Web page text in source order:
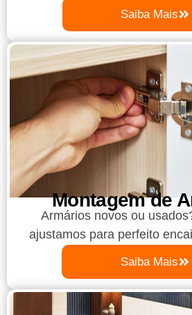
Saiba Mais
Montagem de
Armários novos ou
ajustamos para perfeito
Saiba Mais